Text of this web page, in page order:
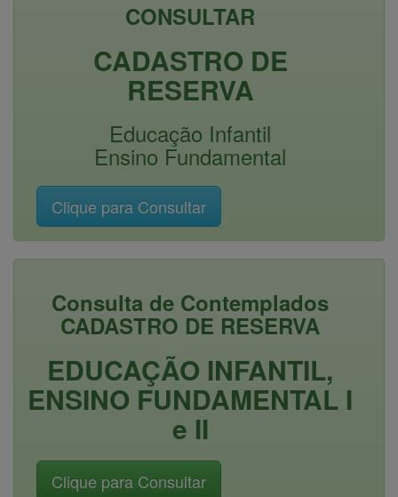
CONSULTAR
CADASTRO DE
RESERVA
Educação Infantil
Ensino Fundamental
Consulta de Contemplados
CADASTRO DE RESERVA
EDUCAÇÃO INFANTIL,
ENSINO FUNDAMENTAL I
e II